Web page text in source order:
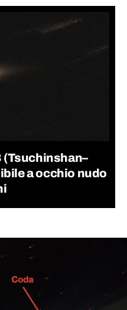
(Tsuchinshan–
a occhio nudo